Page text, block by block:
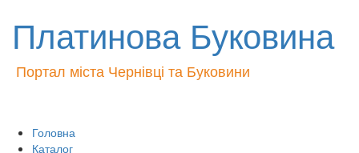
Платинова Буковина
Портал міста Чернівці та Буковини
Головна
Каталог